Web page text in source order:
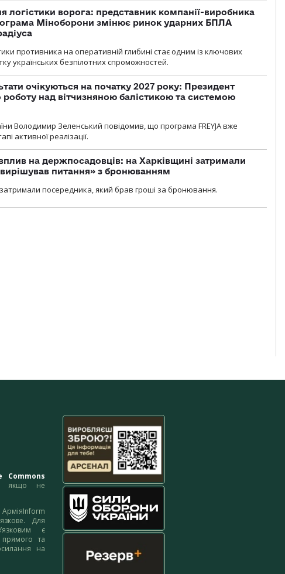
логістики ворога: представник компанії-виробника
Міноборони змінює ринок ударних БПЛА
противника на оперативній глибині стає одним із ключових
українських безпілотних спроможностей.
очікуються на початку 2027 року: Президент
роботу над вітчизняною балістикою та системою
Володимир Зеленський повідомив, що програма FREYJA вже
активної реалізації.
на держпосадовців: на Харківщині затримали
питання» з бронюванням
посередника, який брав гроші за бронювання.
Commons
якщо не
Для
є
та
на